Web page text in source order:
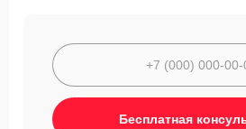
Бесплатная